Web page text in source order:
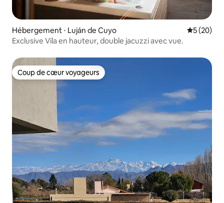
Hébergement ⋅ Luján de Cuyo
5 (20)
Exclusive Vila en hauteur, double jacuzzi avec vue.
Coup de cœur voyageurs
Coup de cœur voyageurs